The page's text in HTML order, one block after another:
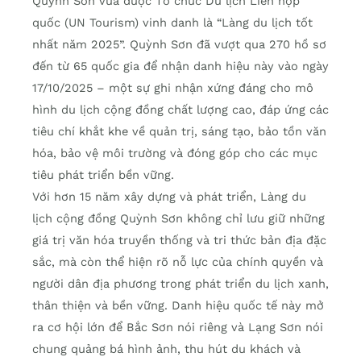
quốc (UN Tourism) vinh danh là “Làng du lịch tốt
nhất năm 2025”. Quỳnh Sơn đã vượt qua 270 hồ sơ
đến từ 65 quốc gia để nhận danh hiệu này vào ngày
17/10/2025 – một sự ghi nhận xứng đáng cho mô
hình du lịch cộng đồng chất lượng cao, đáp ứng các
tiêu chí khắt khe về quản trị, sáng tạo, bảo tồn văn
hóa, bảo vệ môi trường và đóng góp cho các mục
tiêu phát triển bền vững.
Với hơn 15 năm xây dựng và phát triển, Làng du
lịch cộng đồng Quỳnh Sơn không chỉ lưu giữ những
giá trị văn hóa truyền thống và tri thức bản địa đặc
sắc, mà còn thể hiện rõ nỗ lực của chính quyền và
người dân địa phương trong phát triển du lịch xanh,
thân thiện và bền vững. Danh hiệu quốc tế này mở
ra cơ hội lớn để Bắc Sơn nói riêng và Lạng Sơn nói
chung quảng bá hình ảnh, thu hút du khách và